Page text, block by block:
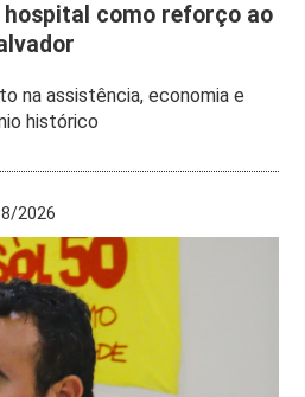
hospital como reforço ao
na assistência, economia e
histórico
2026